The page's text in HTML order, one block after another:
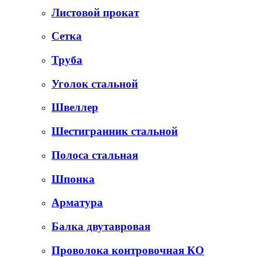
Листовой прокат
Сетка
Труба
Уголок стальной
Швеллер
Шестигранник стальной
Полоса стальная
Шпонка
Арматура
Балка двутавровая
Проволока контровочная КО